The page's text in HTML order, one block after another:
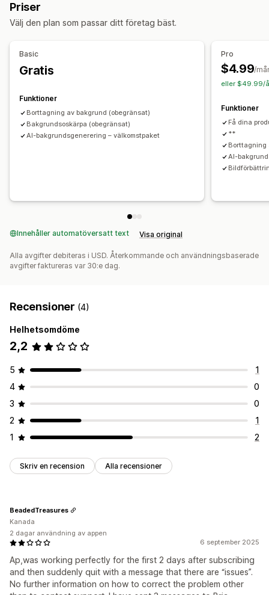
Priser
Välj den plan som passar ditt företag bäst.
Basic
Gratis
Funktioner
Borttagning av bakgrund (obegränsat)
Bakgrundsoskärpa (obegränsat)
AI-bakgrundsgenerering – välkomstpaket
Pro
$4.99/
eller $49.99/
Funktioner
Få dina
**
Borttagning
AI-
Innehåller automatöversatt text Visa original
Alla avgifter debiteras i USD. Återkommande och användningsbaserade
avgifter faktureras var 30:e dag.
Recensioner (4)
Helhetsomdöme
2,2
5
1
4
0
3
0
2
1
1
2
Skriv en recension Alla recensioner
6 september 2025
Ap,was working perfectly for the first 2 days after subscribing
and then suddenly quit with a message that there are “issues”.
No further information on how to correct the problem other
BeadedTreasures
Kanada
2 dagar användning av appen